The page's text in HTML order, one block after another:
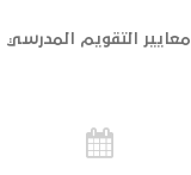
معايير التقويم المدرسي